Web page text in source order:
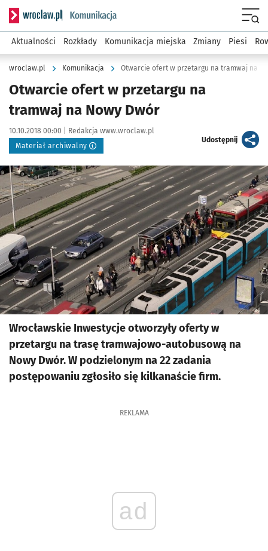
Serwis informacyjny wroclaw.pl podserwis: Komunikacja
Aktualności Rozkłady Komunikacja miejska Zmiany Piesi
wroclaw.pl Komunikacja Otwarcie ofert w przetargu na tramwaj na
Otwarcie ofert w przetargu na
tramwaj na Nowy Dwór
Data publikacji:
10.10.2018 00:00 | Autor:
Redakcja www.wroclaw.pl
Materiał archiwalny
Udostępnijartykuł
Kliknij, aby powiększyć
Wrocławskie Inwestycje otworzyły oferty w
przetargu na trasę tramwajowo-autobusową na
Nowy Dwór. W podzielonym na 22 zadania
postępowaniu zgłosiło się kilkanaście firm.
REKLAMA
ad